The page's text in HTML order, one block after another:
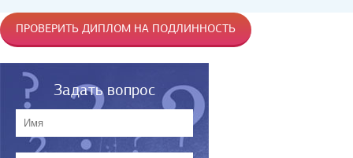
ПРОВЕРИТЬ ДИПЛОМ НА ПОДЛИННОСТЬ
Задать вопрос